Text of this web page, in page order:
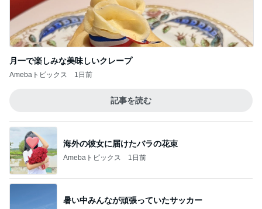
月一で楽しみな美味しいクレープ
Amebaトピックス 1日前
記事を読む
海外の彼女に届けたバラの花束
Amebaトピックス 1日前
暑い中みんなが頑張っていたサッカー